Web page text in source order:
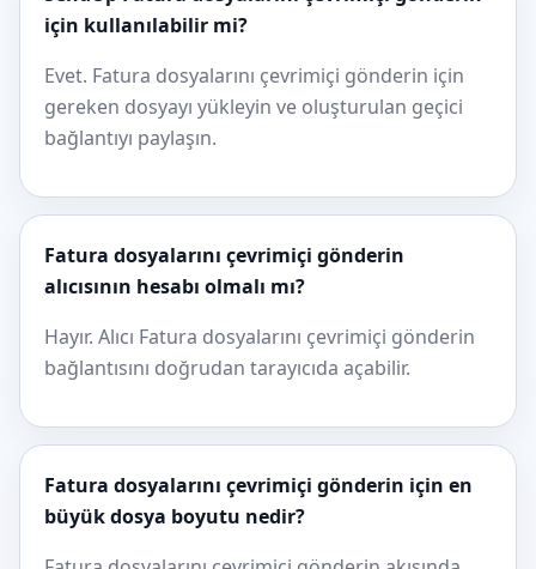
için kullanılabilir mi?
Evet. Fatura dosyalarını çevrimiçi gönderin için
gereken dosyayı yükleyin ve oluşturulan geçici
bağlantıyı paylaşın.
Fatura dosyalarını çevrimiçi gönderin
alıcısının hesabı olmalı mı?
Hayır. Alıcı Fatura dosyalarını çevrimiçi gönderin
bağlantısını doğrudan tarayıcıda açabilir.
Fatura dosyalarını çevrimiçi gönderin için en
büyük dosya boyutu nedir?